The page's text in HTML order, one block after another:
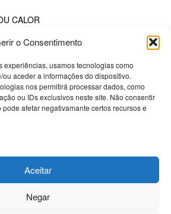
o Consentimento
experiências, usamos tecnologias como
aceder a informações do dispositivo.
nos permitirá processar dados, como
ou IDs exclusivos neste site. Não consentir
afetar negativamante certos recursos e
Aceitar
Negar
CALOR
ORAL
DE CAIXA